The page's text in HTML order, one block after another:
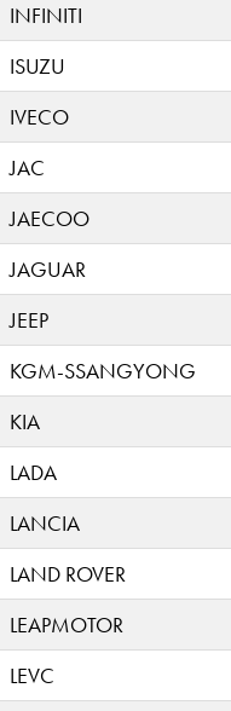
INFINITI
ISUZU
IVECO
JAC
JAECOO
JAGUAR
JEEP
KGM-SSANGYONG
KIA
LADA
LANCIA
LAND ROVER
LEAPMOTOR
LEVC